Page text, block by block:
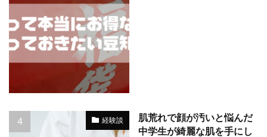
経験談
肌荒れで顔が汚いと悩んだ
中学生が綺麗な肌を手にし